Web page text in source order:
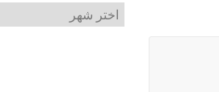
الأرشيف